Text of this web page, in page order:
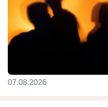
07.08.2026